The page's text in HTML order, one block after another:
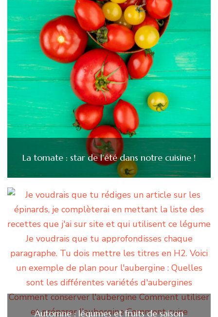
La tomate : star de l’été dans notre cuisine !
Automne : légumes et fruits de saison